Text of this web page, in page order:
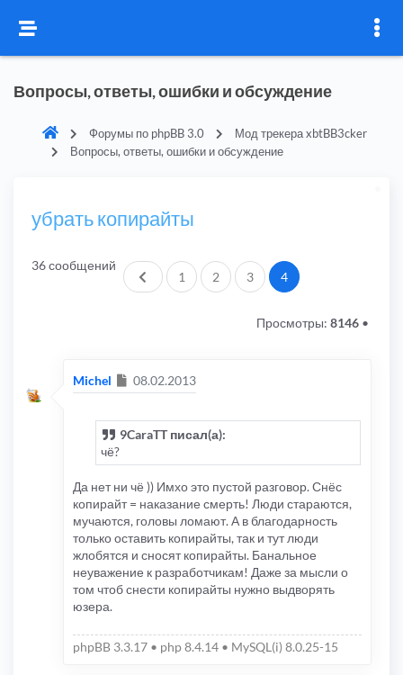
Вопросы, ответы, ошибки и обсуждение
Форумы по phpBB 3.0
Мод трекера xbtBB3cker
Вопросы, ответы, ошибки и обсуждение
убрать копирайты
36 сообщений
Пред.1 2 3 4
Просмотры: 8146 •
Michel Сообщение
08.02.2013
9CaraTT писал(а):
чё?
Да нет ни чё )) Имхо это пустой разговор. Снёс
копирайт = наказание смерть! Люди стараются,
мучаются, головы ломают. А в благодарность
только оставить копирайты, так и тут люди
жлобятся и сносят копирайты. Банальное
неуважение к разработчикам! Даже за мысли о
том чтоб снести копирайты нужно выдворять
юзера.
phpBB 3.3.17 • php 8.4.14 • MySQL(i) 8.0.25-15